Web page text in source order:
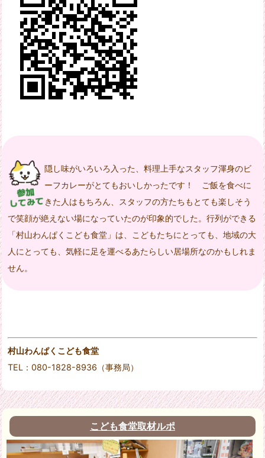
隠し味がいろいろ入った、料理上手なスタッフ渾身のビ
ーフカレーがとてもおいしかったです！ ご飯を食べに
きた人はもちろん、スタッフの方たちもとても楽しそう
で笑顔が絶えない場になっていたのが印象的でした。行列ができる
「村山わんぱくこども食堂」は、こどもたちにとっても、地域の大
人にとっても、気軽に足を運べるあたらしい居場所なのかもしれま
せん。
村山わんぱくこども食堂
TEL：080-1828-8936（事務局）
こども食堂取材ルポ